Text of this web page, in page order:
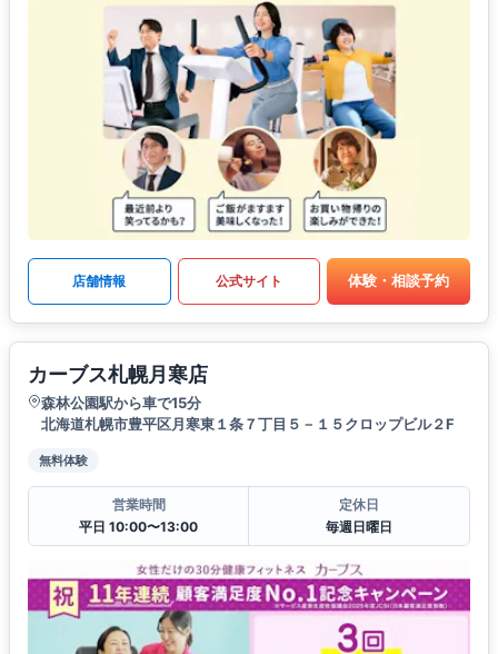
店舗情報 公式サイト 体験・相談予約
カーブス札幌月寒店
森林公園駅から車で15分
北海道札幌市豊平区月寒東１条７丁目５－１５クロップビル２F
無料体験
営業時間
平日 10:00〜13:00
定休日
毎週日曜日